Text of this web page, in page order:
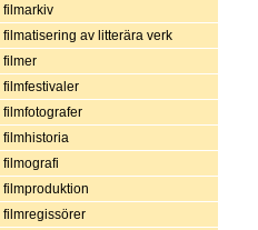
filmarkiv
filmatisering av litterära verk
filmer
filmfestivaler
filmfotografer
filmhistoria
filmografi
filmproduktion
filmregissörer